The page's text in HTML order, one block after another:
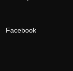
Facebook